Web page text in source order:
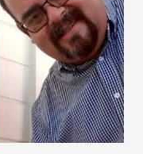
dia de um local, o
seria vacinar
não dá, a
esclarece José